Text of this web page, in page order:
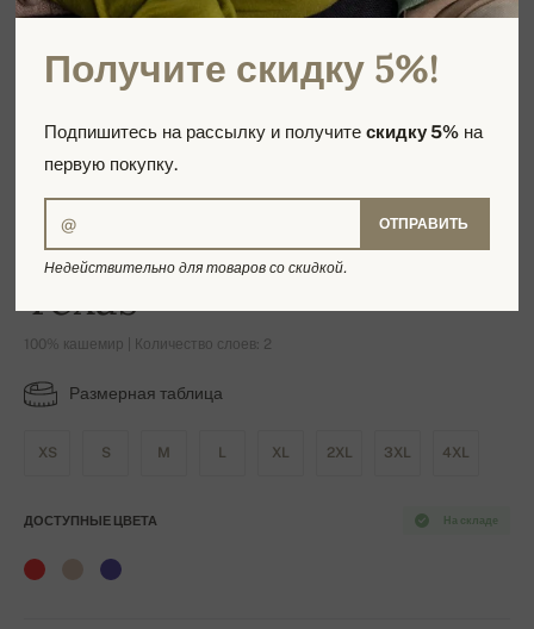
Texas
100% кашемир | Количество слоев: 2
Размерная таблица
XS S M L XL 2XL 3XL 4XL
На складе
ДОСТУПНЫЕ ЦВЕТА
Получите скидку 5%!
Подпишитесь на рассылку и получитескидку 5% на
первую покупку.
ОТПРАВИТЬ
Недействительно для товаров со скидкой.